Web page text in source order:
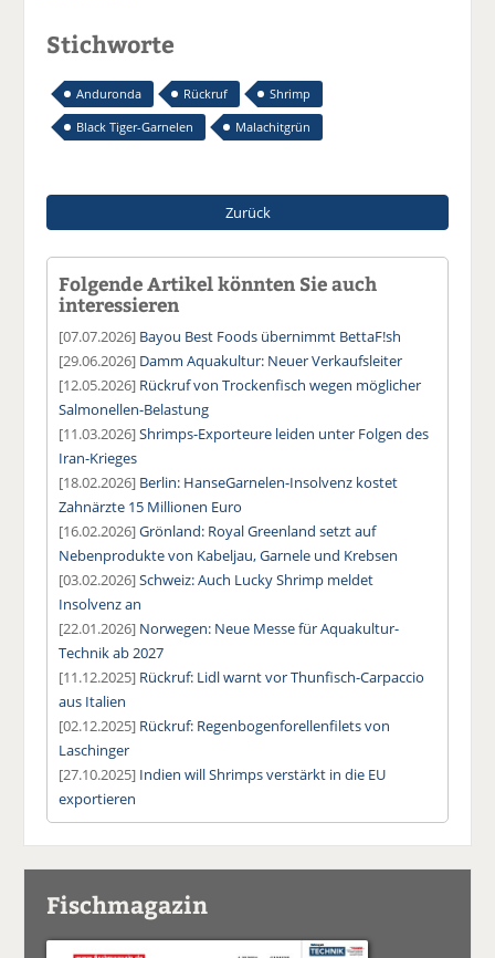
Stichworte
Anduronda Rückruf
Shrimp
Black Tiger-Garnelen
Malachitgrün
Zurück
Folgende Artikel könnten Sie auch
interessieren
[07.07.2026] Bayou Best Foods übernimmt BettaF!sh
[29.06.2026] Damm Aquakultur: Neuer Verkaufsleiter
[12.05.2026] Rückruf von Trockenfisch wegen möglicher
Salmonellen-Belastung
[11.03.2026]Shrimps-Exporteure leiden unter Folgen des
Iran-Krieges
[18.02.2026] Berlin: HanseGarnelen-Insolvenz kostet
Zahnärzte 15 Millionen Euro
[16.02.2026]Grönland: Royal Greenland setzt auf
Nebenprodukte von Kabeljau, Garnele und Krebsen
[03.02.2026]Schweiz: Auch Lucky Shrimp meldet
Insolvenz an
[22.01.2026] Norwegen: Neue Messe für Aquakultur-
Technik ab 2027
[11.12.2025] Rückruf: Lidl warnt vor Thunfisch-Carpaccio
aus Italien
[02.12.2025] Rückruf: Regenbogenforellenfilets von
Laschinger
[27.10.2025] Indien will Shrimps verstärkt in die EU
exportieren
Fischmagazin